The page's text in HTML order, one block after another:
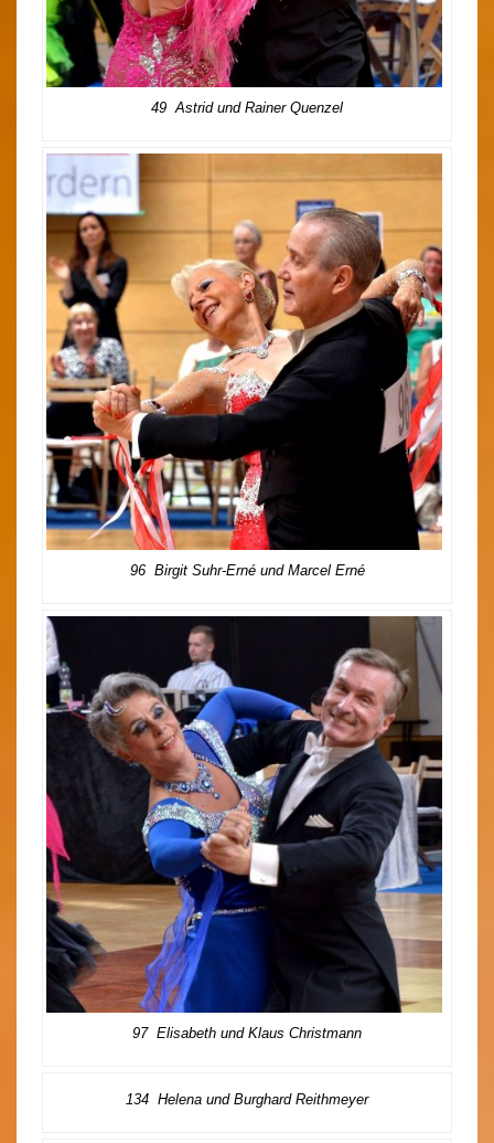
49 Astrid und Rainer Quenzel
96 Birgit Suhr-Erné und Marcel Erné
97 Elisabeth und Klaus Christmann
134 Helena und Burghard Reithmeyer